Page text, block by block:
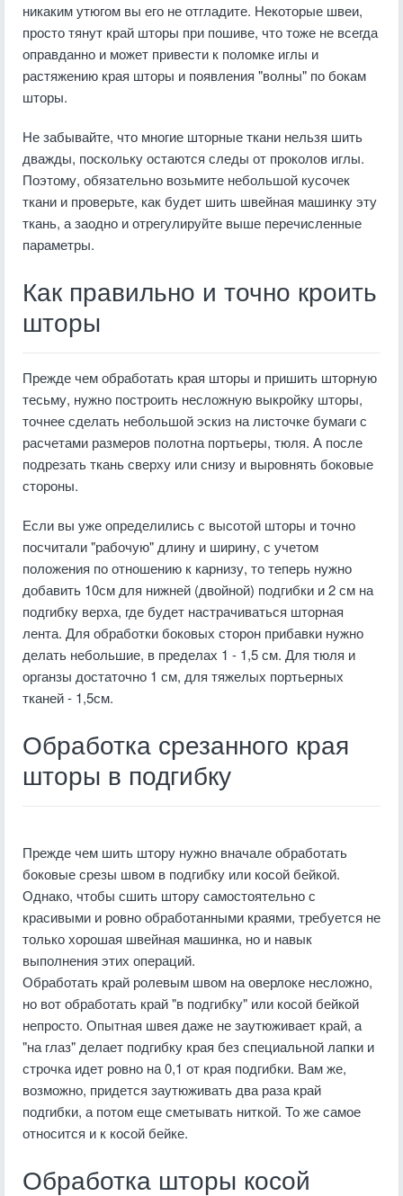
никаким утюгом вы его не отгладите. Некоторые швеи,
просто тянут край шторы при пошиве, что тоже не всегда
оправданно и может привести к поломке иглы и
растяжению края шторы и появления "волны" по бокам
шторы.
Не забывайте, что многие шторные ткани нельзя шить
дважды, поскольку остаются следы от проколов иглы.
Поэтому, обязательно возьмите небольшой кусочек
ткани и проверьте, как будет шить швейная машинку эту
ткань, а заодно и отрегулируйте выше перечисленные
параметры.
Как правильно и точно кроить
шторы
Прежде чем обработать края шторы и пришить шторную
тесьму, нужно построить несложную выкройку шторы,
точнее сделать небольшой эскиз на листочке бумаги с
расчетами размеров полотна портьеры, тюля. А после
подрезать ткань сверху или снизу и выровнять боковые
стороны.
Если вы уже определились с высотой шторы и точно
посчитали "рабочую" длину и ширину, с учетом
положения по отношению к карнизу, то теперь нужно
добавить 10см для нижней (двойной) подгибки и 2 см на
подгибку верха, где будет настрачиваться шторная
лента. Для обработки боковых сторон прибавки нужно
делать небольшие, в пределах 1 - 1,5 см. Для тюля и
органзы достаточно 1 см, для тяжелых портьерных
тканей - 1,5см.
Обработка срезанного края
шторы в подгибку
Прежде чем шить штору нужно вначале обработать
боковые срезы швом в подгибку или косой бейкой.
Однако, чтобы сшить штору самостоятельно с
красивыми и ровно обработанными краями, требуется не
только хорошая швейная машинка, но и навык
выполнения этих операций.
Обработать край ролевым швом на оверлоке несложно,
но вот обработать край "в подгибку" или косой бейкой
непросто. Опытная швея даже не заутюживает край, а
"на глаз" делает подгибку края без специальной лапки и
строчка идет ровно на 0,1 от края подгибки. Вам же,
возможно, придется заутюживать два раза край
подгибки, а потом еще сметывать ниткой. То же самое
относится и к косой бейке.
Обработка шторы косой